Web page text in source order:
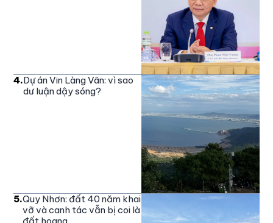
4.Dự án Vin Làng Vân: vì sao
dư luận dậy sóng?
5.Quy Nhơn: đất 40 năm khai
vỡ và canh tác vẫn bị coi là